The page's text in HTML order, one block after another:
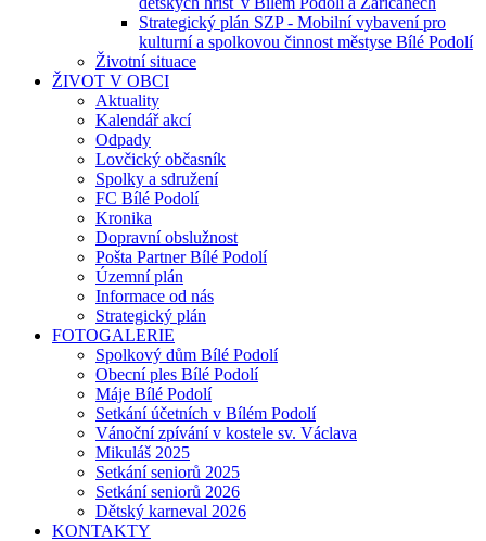
Strategický plán SZP - Mobilní vybavení pro
kulturní a spolkovou činnost městyse Bílé Podolí
Životní situace
ŽIVOT V OBCI
Aktuality
Kalendář akcí
Odpady
Lovčický občasník
Spolky a sdružení
FC Bílé Podolí
Kronika
Dopravní obslužnost
Pošta Partner Bílé Podolí
Územní plán
Informace od nás
Strategický plán
FOTOGALERIE
Spolkový dům Bílé Podolí
Obecní ples Bílé Podolí
Máje Bílé Podolí
Setkání účetních v Bílém Podolí
Vánoční zpívání v kostele sv. Václava
Mikuláš 2025
Setkání seniorů 2025
Setkání seniorů 2026
Dětský karneval 2026
KONTAKTY